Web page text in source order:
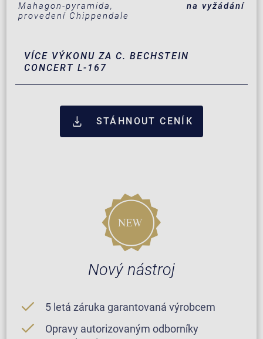
Mahagon-pyramida,
provedení Chippendale
na vyžádání
VÍCE VÝKONU ZA C. BECHSTEIN
CONCERT L-167
STÁHNOUT CENÍK
Nový nástroj
5 letá záruka garantovaná výrobcem
Opravy autorizovaným odborníky